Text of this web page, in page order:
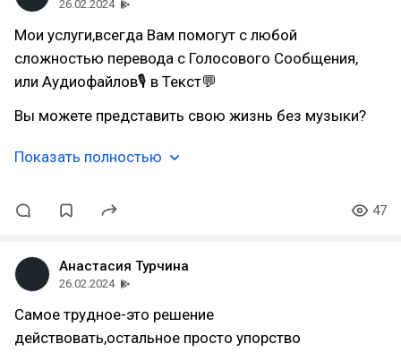
26.02.2024
Мои услуги,всегда Вам помогут с любой
сложностью перевода с Голосового Сообщения,
или Аудиофайлов🎙 в Текст💬
Вы можете представить свою жизнь без музыки?
Показать полностью
47
Анастасия Турчина
26.02.2024
Самое трудное-это решение
действовать,остальное просто упорство